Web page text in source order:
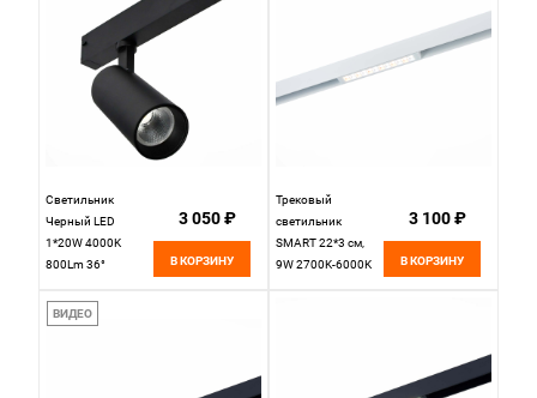
Светильник
Черный LED
1*20W 4000K
800Lm 36°
220V St Luce
SKYLINE 220
3 050 ₽
В КОРЗИНУ
Трековый
светильник
SMART 22*3 см,
9W 2700K-6000K
3 100 ₽
В КОРЗИНУ
ВИДЕО